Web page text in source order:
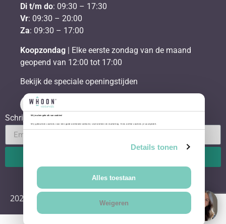
Wij maken gebruik van cookies!
Wij gebruiken cookies voor een goed werkende website, statistieken en marketing. Kies welke cookies je accepteert.
Details tonen
Alles toestaan
Weigeren
Di t/m do: 09:30 – 17:30
Vr: 09:30 – 20:00
Za: 09:30 – 17:00
Koopzondag | Elke eerste zondag van de maand
geopend van 12:00 tot 17:00
Bekijk de speciale openingstijden
Schrijf je in voor de nieuwsbrief
2026 Whoon Oisterwijk